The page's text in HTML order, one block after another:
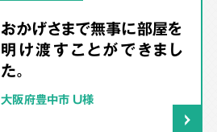
おかげさまで無事に部屋を
明け渡すことができまし
た。
大阪府豊中市 U様